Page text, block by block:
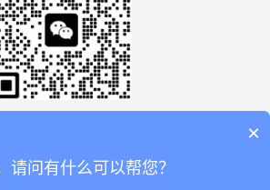
×
请问有什么可以帮您？